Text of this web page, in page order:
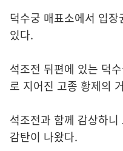
덕수궁 매표소에서 입
있다.
석조전 뒤편에 있는 덕
로 지어진 고종 황제의
석조전과 함께 감상하
감탄이 나왔다.